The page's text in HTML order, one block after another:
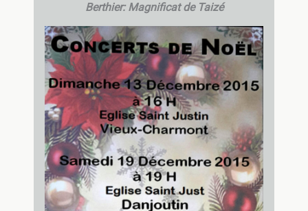
Berthier: Magnificat de Taizé